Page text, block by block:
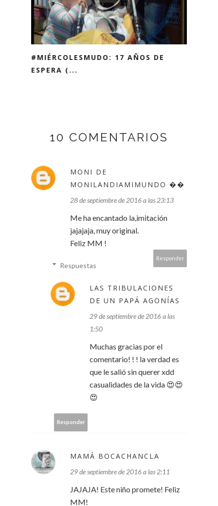
#MIÉRCOLESMUDO: 17 AÑOS DE
ESPERA (...
10 COMENTARIOS
MONI DE
MONILANDIAMIMUNDO ��
28 de septiembre de 2016 a las 23:13
Me ha encantado la,imitación
jajajaja, muy original.
Feliz MM !
Responder
Respuestas
LAS TRIBULACIONES
DE UN PAPÁ AGONÍAS
29 de septiembre de 2016 a las
1:50
Muchas gracias por el
comentario! ! ! la verdad es
que le salió sin querer xdd
casualidades de la vida 😍😍
😍
Responder
MAMÁ BOCACHANCLA
29 de septiembre de 2016 a las 2:11
JAJAJA! Este niño promete! Feliz
MM!